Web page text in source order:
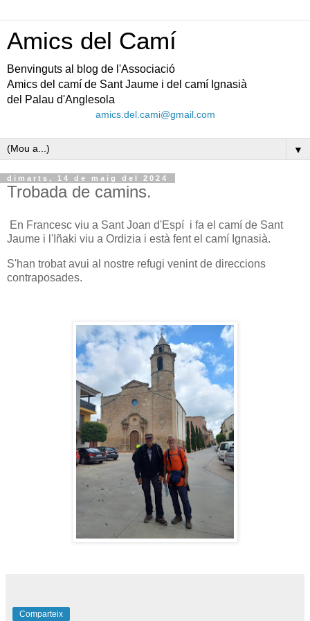
Amics del Camí
Benvinguts al blog de l'Associació
Amics del camí de Sant Jaume i del camí Ignasià
del Palau d'Anglesola
amics.del.cami@gmail.com
▼
dimarts, 14 de maig del 2024
Trobada de camins.
En Francesc viu a Sant Joan d'Espí i fa el camí de Sant
Jaume i l'Iñaki viu a Ordizia i està fent el camí Ignasià.
S'han trobat avui al nostre refugi venint de direccions
contraposades.
Comparteix